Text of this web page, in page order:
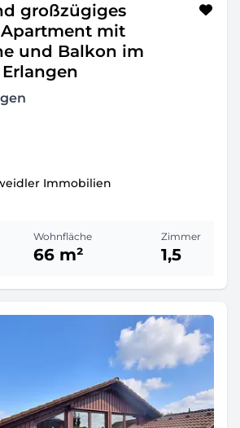
großzügiges
mit
und Balkon im
Immobilien
Wohnfläche
66 m²
Zimmer
1,5